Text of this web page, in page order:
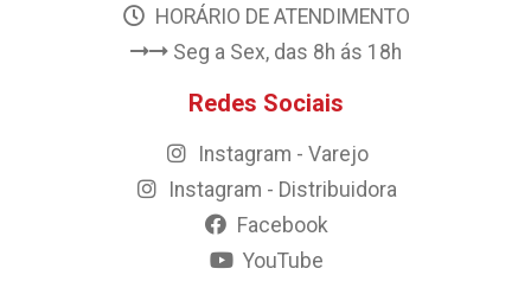
HORÁRIO DE ATENDIMENTO
Seg a Sex, das 8h ás 18h
Redes Sociais
Instagram - Varejo
Instagram - Distribuidora
Facebook
YouTube